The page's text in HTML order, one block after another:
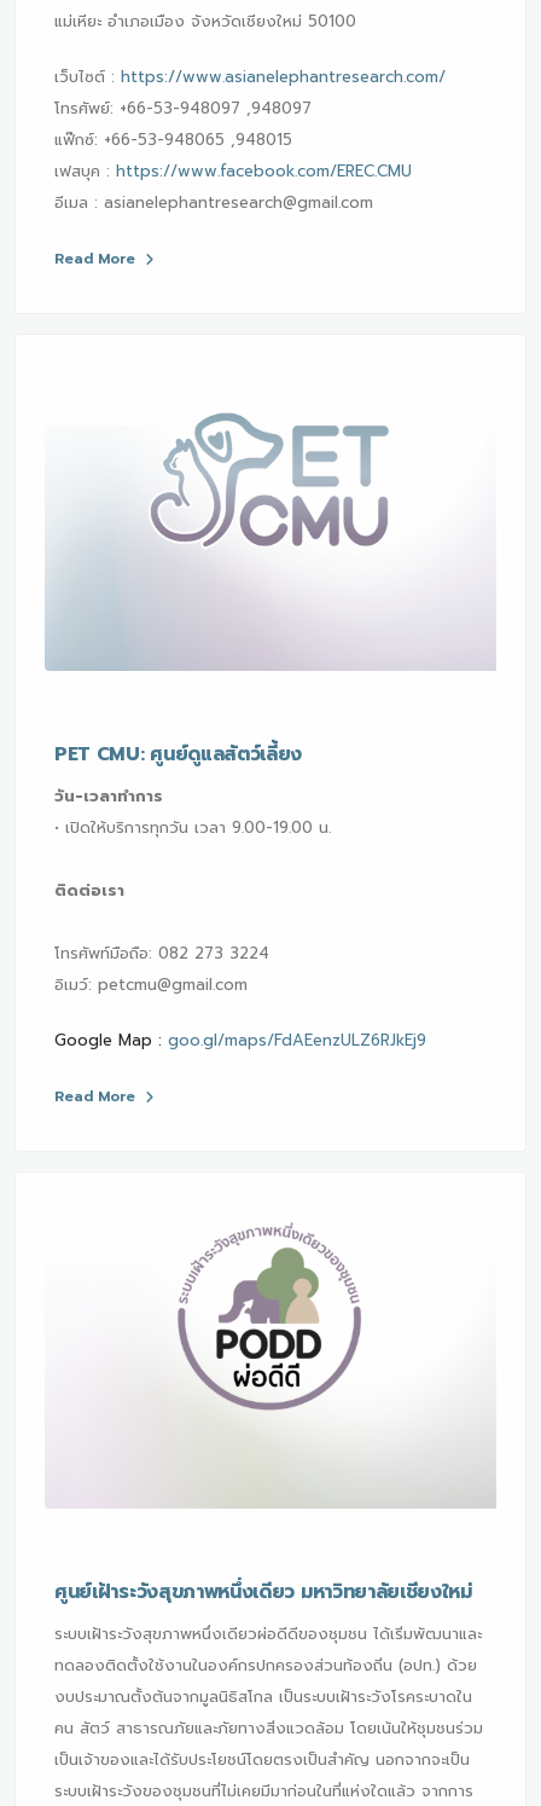
แม่เหียะ อำเภอเมือง จังหวัดเชียงใหม่ 50100
เว็บไซต์ : https://www.asianelephantresearch.com/
โทรศัพย์: +66-53-948097 ,948097
แฟ๊กซ์: +66-53-948065 ,948015
เฟสบุค : https://www.facebook.com/EREC.CMU
อีเมล : asianelephantresearch@gmail.com
Read More
PET CMU: ศูนย์ดูแลสัตว์เลี้ยง
วัน-เวลาทำการ
• เปิดให้บริการทุกวัน เวลา 9.00-19.00 น.
ติดต่อเรา
โทรศัพท์มือถือ: 082 273 3224
อิเมว์: petcmu@gmail.com
Google Map : goo.gl/maps/FdAEenzULZ6RJkEj9
Read More
ศูนย์เฝ้าระวังสุขภาพหนึ่งเดียว มหาวิทยาลัยเชียงใหม่
ระบบเฝ้าระวังสุขภาพหนึ่งเดียวผ่อดีดีของชุมชน ได้เริ่มพัฒนาและ
ทดลองติดตั้งใช้งานในองค์กรปกครองส่วนท้องถิ่น (อปท.) ด้วย
งบประมาณตั้งต้นจากมูลนิธิสโกล เป็นระบบเฝ้าระวังโรคระบาดใน
คน สัตว์ สาธารณภัยและภัยทางสิ่งแวดล้อม โดยเน้นให้ชุมชนร่วม
เป็นเจ้าของและได้รับประโยชน์โดยตรงเป็นสำคัญ นอกจากจะเป็น
ระบบเฝ้าระวังของชุมชนที่ไม่เคยมีมาก่อนในที่แห่งใดแล้ว จากการ